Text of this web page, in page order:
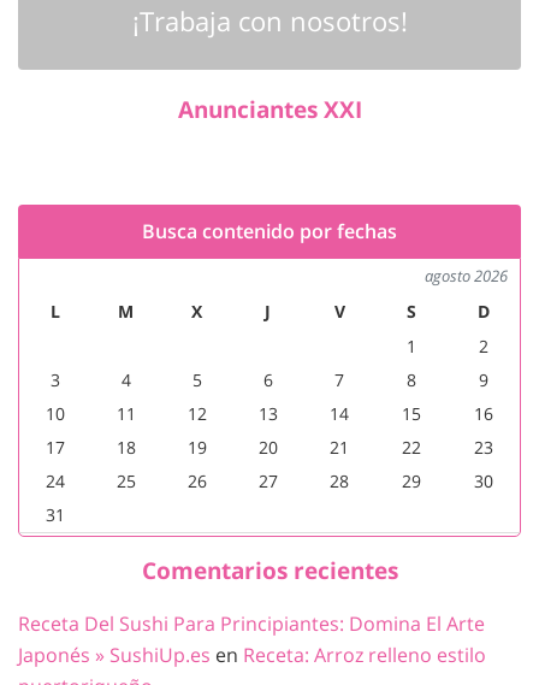
¡Trabaja con nosotros!
Anunciantes XXI
Busca contenido por fechas
agosto 2026
L M X J V S
D
1
2
3
4 5 6 7 8
9
10
11 12 13 14 15
16
17
18 19 20 21 22
23
24
25 26 27 28 29
30
31
Comentarios recientes
Receta Del Sushi Para Principiantes: Domina El Arte
Japonés » SushiUp.es en Receta: Arroz relleno estilo